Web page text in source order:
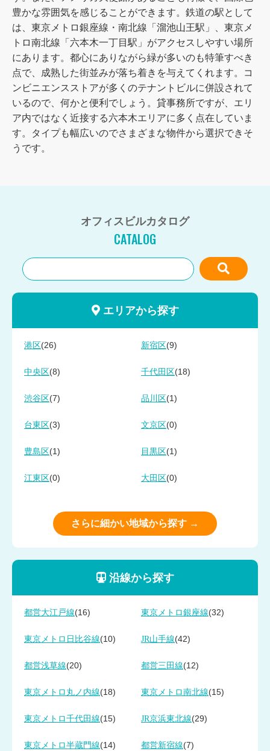
豊かな雰囲気を感じることができます。鉄道の駅として
は、東京メトロ銀座線・南北線「溜池山王駅」、東京メ
トロ南北線「六本木一丁目駅」がアクセスしやすい場所
にあります。都心にありながら緑が多いのも特筆すべき
点で、成熟した街並みが落ち着きを与えてくれます。コ
ンビニエンスストアが多くのテナントビルに併設されて
いるので、何かと便利でしょう。貸事務所ですが、エリ
ア内ではなく近接する六本木エリアに多く点在していま
す。タイプも幅広いのでさまざまな物件から選択できそ
うです。
オフィスビルカタログ
CATALOG
エリアから探す
港区 (26) 新宿区 (9)
中央区 (8) 千代田区 (18)
渋谷区 (7) 品川区 (1)
台東区 (3) 文京区 (0)
豊島区 (1) 目黒区 (1)
江東区 (0) 大田区 (0)
さらに細かい地域から探す →
沿線から探す
都営大江戸線(16) 東京メトロ銀座線(32)
東京メトロ日比谷線(10) JR山手線(42)
都営浅草線(20) 都営三田線(12)
東京メトロ丸ノ内線(18) 東京メトロ南北線(15)
東京メトロ千代田線(15) JR京浜東北線(29)
東京メトロ半蔵門線(14) 都営新宿線(7)